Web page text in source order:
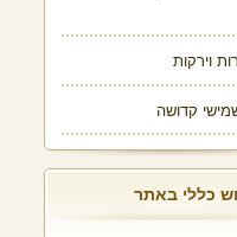
וירקות
קדושה
כללי באתר